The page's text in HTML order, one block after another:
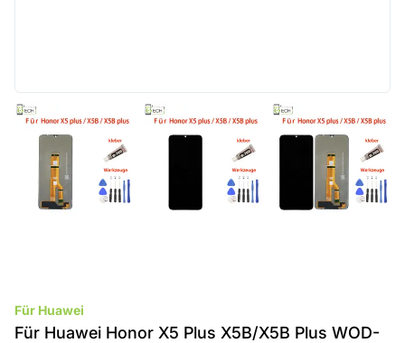
Für Huawei
Für Huawei Honor X5 Plus X5B/X5B Plus WOD-